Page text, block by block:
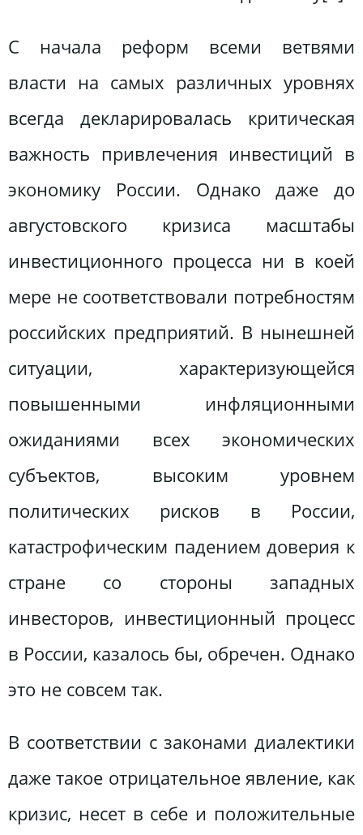
С начала реформ всеми ветвями
власти на самых различных уровнях
всегда декларировалась критическая
важность привлечения инвестиций в
экономику России. Однако даже до
августовского кризиса масштабы
инвестиционного процесса ни в коей
мере не соответствовали потребностям
российских предприятий. В нынешней
ситуации, характеризующейся
повышенными инфляционными
ожиданиями всех экономических
субъектов, высоким уровнем
политических рисков в России,
катастрофическим падением доверия к
стране со стороны западных
инвесторов, инвестиционный процесс
в России, казалось бы, обречен. Однако
это не совсем так.
В соответствии с законами диалектики
даже такое отрицательное явление, как
кризис, несет в себе и положительные